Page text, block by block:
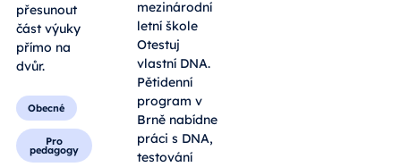
přesunout
část výuky
přímo na
dvůr.
Obecné
Pro
pedagogy
mezinárodní
letní škole
Otestuj
vlastní DNA.
Pětidenní
program v
Brně nabídne
práci s DNA,
testování